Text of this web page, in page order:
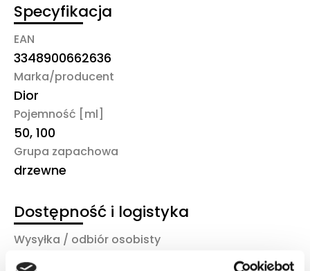
Specyfikacja
EAN
3348900662636
Marka/producent
Dior
Pojemność [ml]
50, 100
Grupa zapachowa
drzewne
Dostępność i logistyka
Wysyłka / odbiór osobisty
Kurier DHL, Paczkomat InPost, odiór osobisty